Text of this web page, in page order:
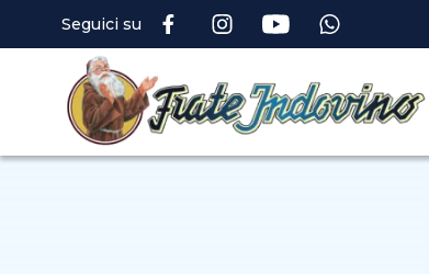
Seguici su